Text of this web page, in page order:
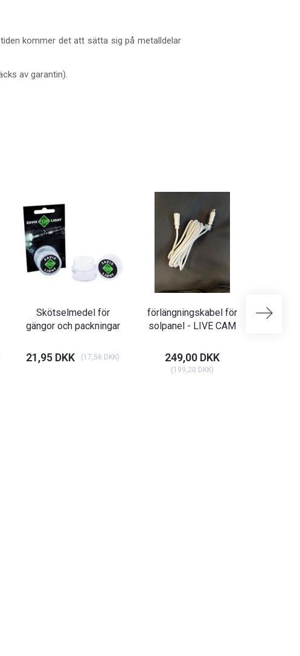
kommer det att sätta sig på metalldelar
av garantin).
Skötselmedel för
gängor och packningar
21,95 DKK (17,56 DKK)
förlängningskabel för
solpanel - LIVE CAM
249,00 DKK
(199,20 DKK)
Batteri